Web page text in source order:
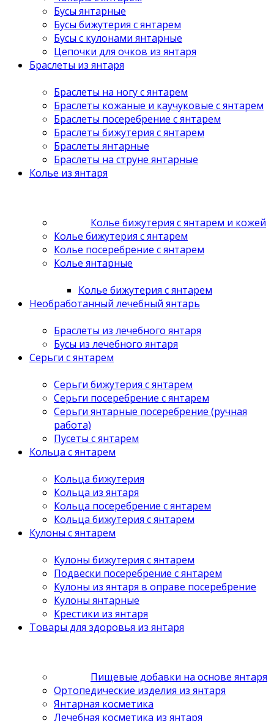
Бусы янтарные
Бусы бижутерия с янтарем
Бусы с кулонами янтарные
Цепочки для очков из янтаря
Браслеты из янтаря
Браслеты на ногу с янтарем
Браслеты кожаные и каучуковые с янтарем
Браслеты посеребрение с янтарем
Браслеты бижутерия с янтарем
Браслеты янтарные
Браслеты на струне янтарные
Колье из янтаря
Колье бижутерия с янтарем и кожей
Колье бижутерия с янтарем
Колье посеребрение с янтарем
Колье янтарные
Колье бижутерия с янтарем
Необработанный лечебный янтарь
Браслеты из лечебного янтаря
Бусы из лечебного янтаря
Серьги с янтарем
Серьги бижутерия с янтарем
Серьги посеребрение с янтарем
Серьги янтарные посеребрение (ручная
работа)
Пусеты с янтарем
Кольца с янтарем
Кольца бижутерия
Кольца из янтаря
Кольца посеребрение с янтарем
Кольца бижутерия с янтарем
Кулоны с янтарем
Кулоны бижутерия с янтарем
Подвески посеребрение с янтарем
Кулоны из янтаря в оправе посеребрение
Кулоны янтарные
Крестики из янтаря
Товары для здоровья из янтаря
Пищевые добавки на основе янтаря
Ортопедические изделия из янтаря
Янтарная косметика
Лечебная косметика из янтаря